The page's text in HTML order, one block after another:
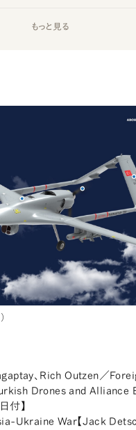
もっと見る
、Rich Outzen／
Drones and Alliance
付】
Ukraine War【Jack